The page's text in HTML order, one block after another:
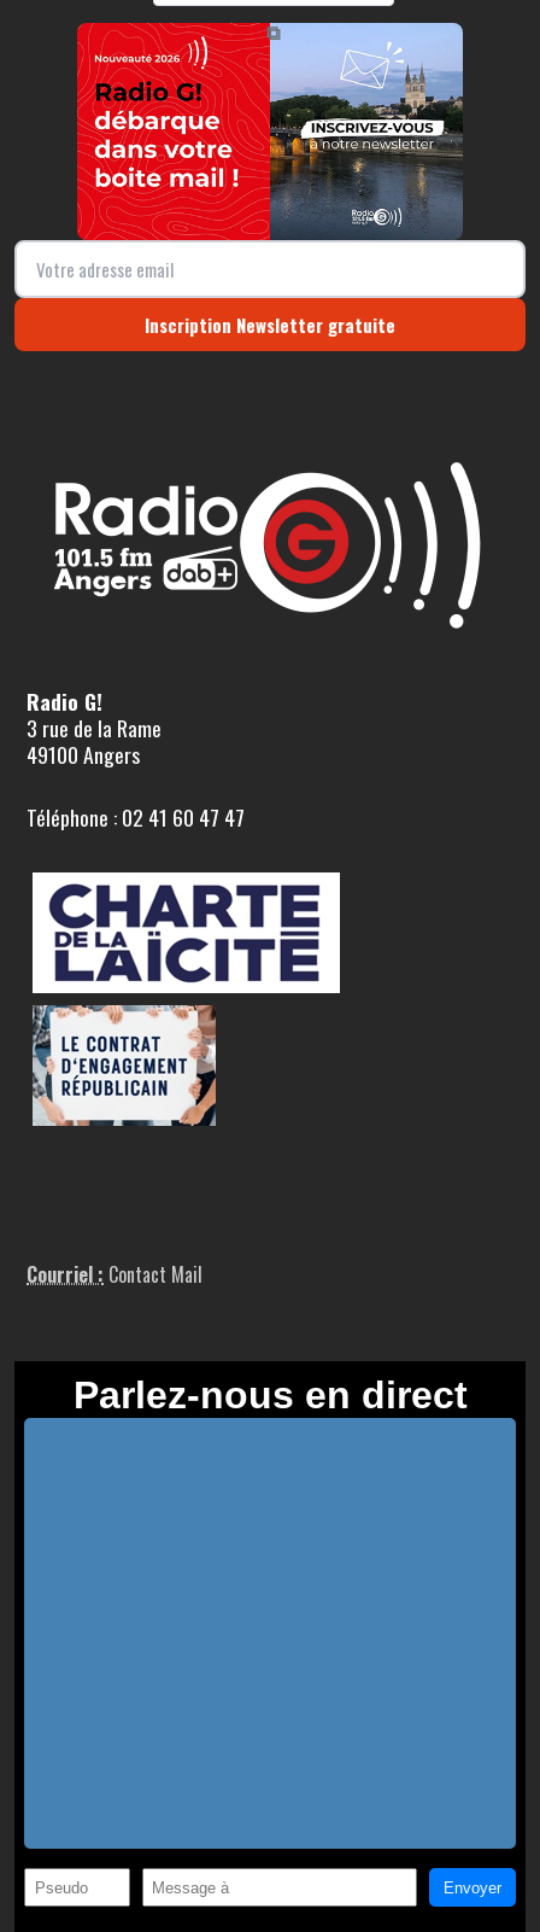
https://radio-g.fr?10266
⧉
Inscription Newsletter gratuite
Radio G!
3 rue de la Rame
49100 Angers
Téléphone : 02 41 60 47 47
Courriel : Contact Mail